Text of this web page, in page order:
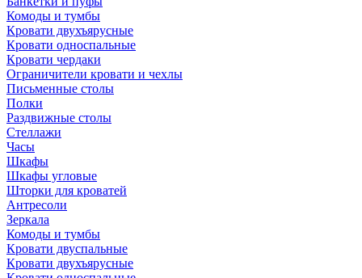
Комоды и тумбы
Кровати двухъярусные
Кровати односпальные
Кровати чердаки
Ограничители кровати и чехлы
Письменные столы
Полки
Раздвижные столы
Стеллажи
Часы
Шкафы
Шкафы угловые
Шторки для кроватей
Антресоли
Зеркала
Комоды и тумбы
Кровати двуспальные
Кровати двухъярусные